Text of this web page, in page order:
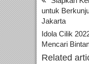
untuk
Jakarta
Idola Cilik
Mencari
Related